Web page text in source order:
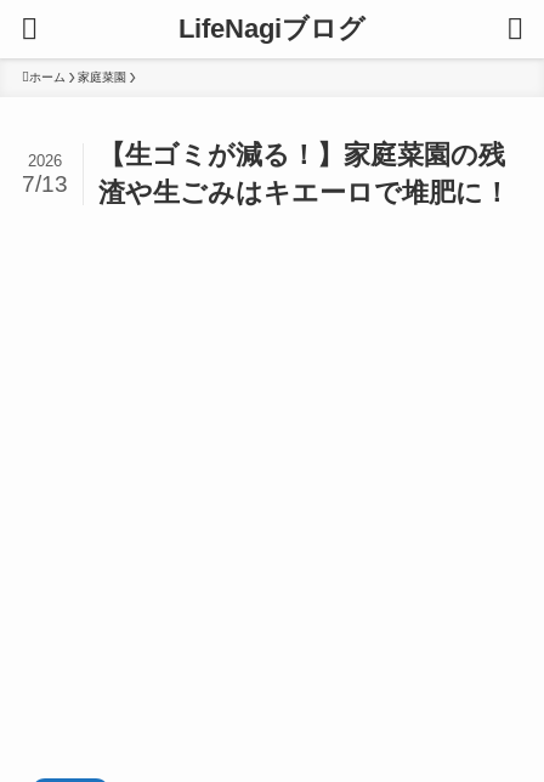
LifeNagiブログ
ホーム 家庭菜園
【生ゴミが減る！】家庭菜園の残
渣や生ごみはキエーロで堆肥に！
2026
7/13